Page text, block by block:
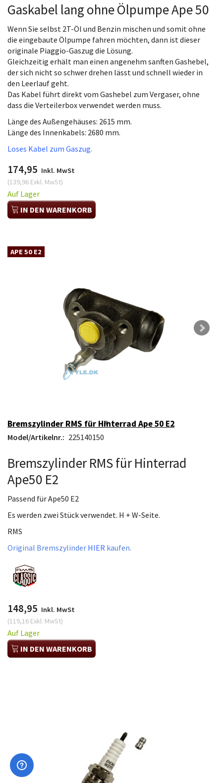
Gaskabel lang ohne Ölpumpe Ape 50
Wenn Sie selbst 2T-Öl und Benzin mischen und somit ohne
die eingebaute Ölpumpe fahren möchten, dann ist dieser
originale Piaggio-Gaszug die Lösung.
Gleichzeitig erhält man einen angenehm sanften Gashebel,
der sich nicht so schwer drehen lässt und schnell wieder in
den Leerlauf geht.
Das Kabel führt direkt vom Gashebel zum Vergaser, ohne
dass die Verteilerbox verwendet werden muss.
Länge des Außengehäuses: 2615 mm.
Länge des Innenkabels: 2680 mm.
Loses Kabel zum Gaszug.
174,95 Inkl. MwSt
(139,96 Exkl. MwSt)
Auf Lager
IN DEN WARENKORB
APE 50 E2
Bremszylinder RMS für Hinterrad Ape 50 E2
Model/Artikelnr.: 225140150
Bremszylinder RMS für Hinterrad
Ape50 E2
Passend für Ape50 E2
Es werden zwei Stück verwendet. H + W-Seite.
RMS
Original Bremszylinder HIER kaufen.
148,95 Inkl. MwSt
(119,16 Exkl. MwSt)
Auf Lager
IN DEN WARENKORB